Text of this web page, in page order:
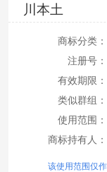
川本土
商标分类：
注册号：
有效期限：
类似群组：
使用范围：
商标持有人：
该使用范围仅